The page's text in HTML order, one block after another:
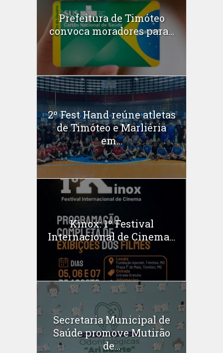
Prefeitura de Timóteo
convoca moradores para...
2º Fest Hand reúne atletas
de Timóteo e Marliéria
em...
Kinox: 1º Festival
Internacional de Cinema...
Secretaria Municipal de
Saúde promove Mutirão
de...